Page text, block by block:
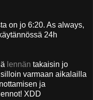
on jo 6:20. As always,
24h
lennän takaisin jo
varmaan aikalailla
ja
XDD